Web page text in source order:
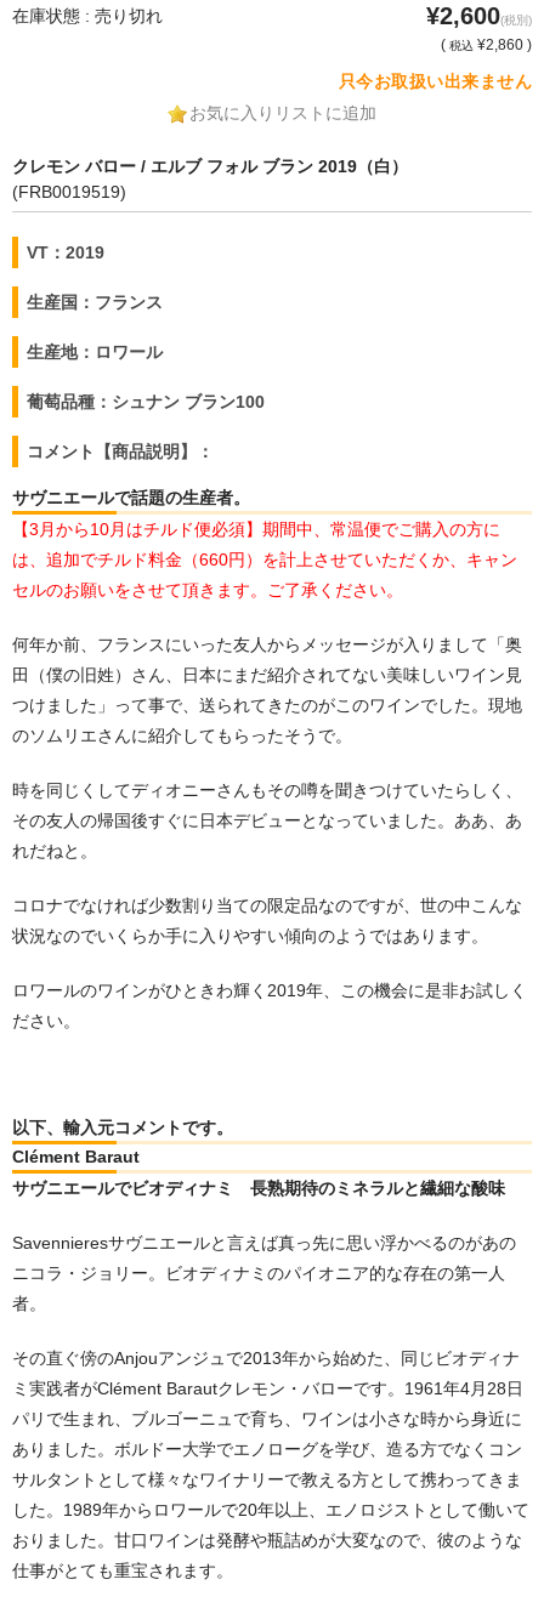
在庫状態 : 売り切れ ¥2,600(税別)
( 税込 ¥2,860 )
只今お取扱い出来ません
お気に入りリストに追加
クレモン バロー / エルブ フォル ブラン 2019（白）
(FRB0019519)
VT：2019
生産国：フランス
生産地：ロワール
葡萄品種：シュナン ブラン100
コメント【商品説明】：
サヴニエールで話題の生産者。
【3月から10月はチルド便必須】期間中、常温便でご購入の方に
は、追加でチルド料金（660円）を計上させていただくか、キャン
セルのお願いをさせて頂きます。ご了承ください。
何年か前、フランスにいった友人からメッセージが入りまして「奥
田（僕の旧姓）さん、日本にまだ紹介されてない美味しいワイン見
つけました」って事で、送られてきたのがこのワインでした。現地
のソムリエさんに紹介してもらったそうで。
時を同じくしてディオニーさんもその噂を聞きつけていたらしく、
その友人の帰国後すぐに日本デビューとなっていました。ああ、あ
れだねと。
コロナでなければ少数割り当ての限定品なのですが、世の中こんな
状況なのでいくらか手に入りやすい傾向のようではあります。
ロワールのワインがひときわ輝く2019年、この機会に是非お試しく
ださい。
以下、輸入元コメントです。
Clément Baraut
サヴニエールでビオディナミ 長熟期待のミネラルと繊細な酸味
Savennieresサヴニエールと言えば真っ先に思い浮かべるのがあの
ニコラ・ジョリー。ビオディナミのパイオニア的な存在の第一人
者。
その直ぐ傍のAnjouアンジュで2013年から始めた、同じビオディナ
ミ実践者がClément Barautクレモン・バローです。1961年4月28日
パリで生まれ、ブルゴーニュで育ち、ワインは小さな時から身近に
ありました。ボルドー大学でエノローグを学び、造る方でなくコン
サルタントとして様々なワイナリーで教える方として携わってきま
した。1989年からロワールで20年以上、エノロジストとして働いて
おりました。甘口ワインは発酵や瓶詰めが大変なので、彼のような
仕事がとても重宝されます。